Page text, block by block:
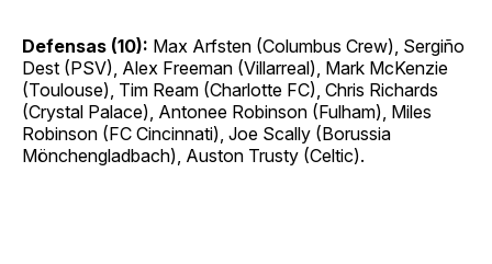
Defensas (10): Max Arfsten (Columbus Crew), Sergiño
Dest (PSV), Alex Freeman (Villarreal), Mark McKenzie
(Toulouse), Tim Ream (Charlotte FC), Chris Richards
(Crystal Palace), Antonee Robinson (Fulham), Miles
Robinson (FC Cincinnati), Joe Scally (Borussia
Mönchengladbach), Auston Trusty (Celtic).